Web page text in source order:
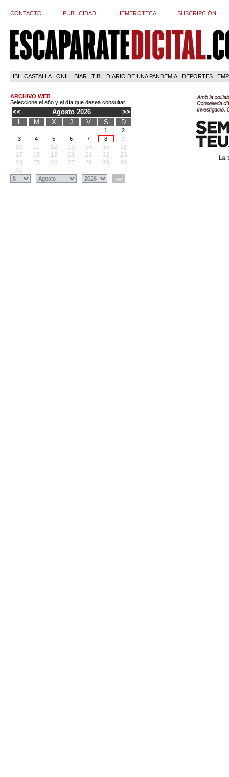
CONTACTO PUBLICIDAD HEMEROTECA SUSCRIPCIÓN
IBI CASTALLA ONIL BIAR TIBI DIARIO DE UNA PANDEMIA DEPORTES
ARCHIVO WEB
Seleccione el año y el día que desea consultar
<< Agosto 2026
>>
L
M X J V S D
1
2
3
4 5 6 7 8
9
10
11 12 13 14 15
16
17
18 19 20 21 22
23
24
25 26 27 28 29
30
31